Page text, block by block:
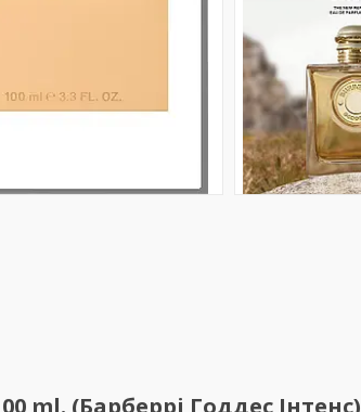
ml. (Барберрі Годдес Інтенс)